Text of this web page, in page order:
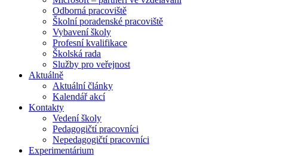
Odborná pracoviště
Školní poradenské pracoviště
Vybavení školy
Profesní kvalifikace
Školská rada
Služby pro veřejnost
Aktuálně
Aktuální články
Kalendář akcí
Kontakty
Vedení školy
Pedagogičtí pracovníci
Nepedagogičtí pracovníci
Experimentárium